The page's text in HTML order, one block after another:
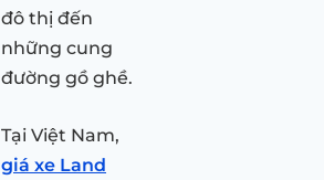
đô thị đến
những cung
đường gồ ghề.
Tại Việt Nam,
giá xe Land